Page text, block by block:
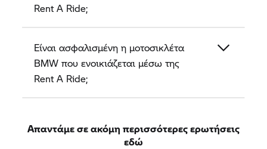
Rent A Ride;
Είναι ασφαλισμένη η μοτοσικλέτα
BMW που ενοικιάζεται μέσω της
Rent A Ride;
Απαντάμε σε ακόμη περισσότερες ερωτήσεις
εδώ